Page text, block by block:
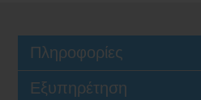
Πληροφορίες
Εξυπηρέτηση